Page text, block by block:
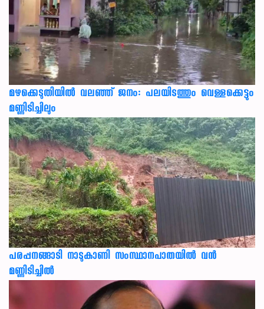
മഴക്കെടുതിയിൽ വലഞ്ഞ് ജനം: പലയിടത്തും വെള്ളക്കെട്ടും
മണ്ണിടിച്ചിലും
പരപ്പനങ്ങാടി നാടുകാണി സംസ്ഥാനപാതയില്‍ വന്‍
മണ്ണിടിച്ചില്‍